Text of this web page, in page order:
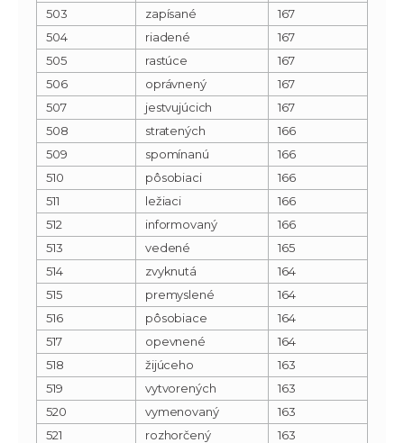
503
zapísané
167
504
riadené
167
505
rastúce
167
506
oprávnený
167
507
jestvujúcich
167
508
stratených
166
509
spomínanú
166
510
pôsobiaci
166
511
ležiaci
166
512
informovaný
166
513
vedené
165
514
zvyknutá
164
515
premyslené
164
516
pôsobiace
164
517
opevnené
164
518
žijúceho
163
519
vytvorených
163
520
vymenovaný
163
521
rozhorčený
163